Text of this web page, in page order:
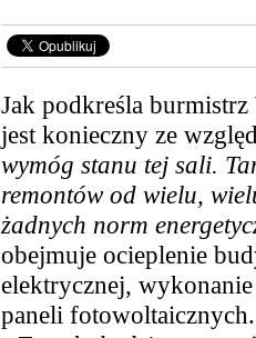
Jak podkreśla burmistrz
jest konieczny ze
wymóg stanu tej sali.
remontów od wielu,
żadnych norm
obejmuje ocieplenie
elektrycznej,
paneli